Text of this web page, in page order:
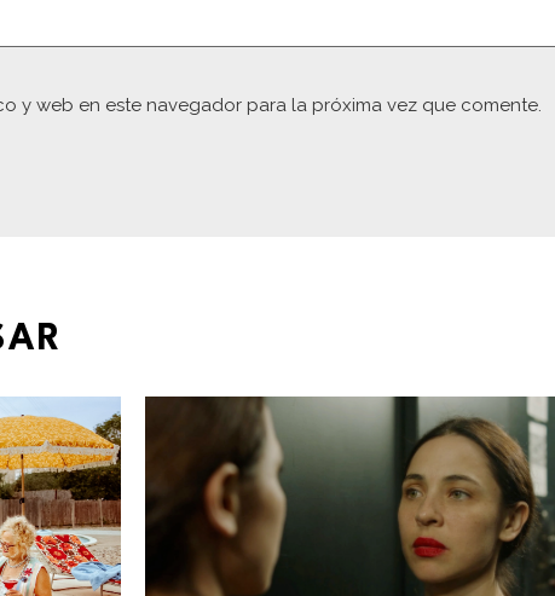
y web en este navegador para la próxima vez que comente.